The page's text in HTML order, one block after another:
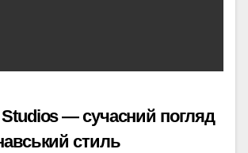
— сучасний погляд
стиль